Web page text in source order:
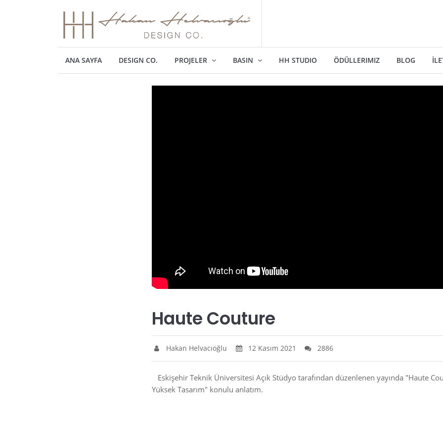
ANA SAYFA DESIGN CO. PROJELER BASIN HH STUDIO ÖDÜLLERIMIZ BLOG
Haute Couture
Hakan Helvacıoğlu 12 Kasım 2021 2886
Eskişehir Teknik Üniversitesi Açık Stüdyo tarafından düzenlenen yayında "Haute
Yüksek Tasarım" konulu anlatım.